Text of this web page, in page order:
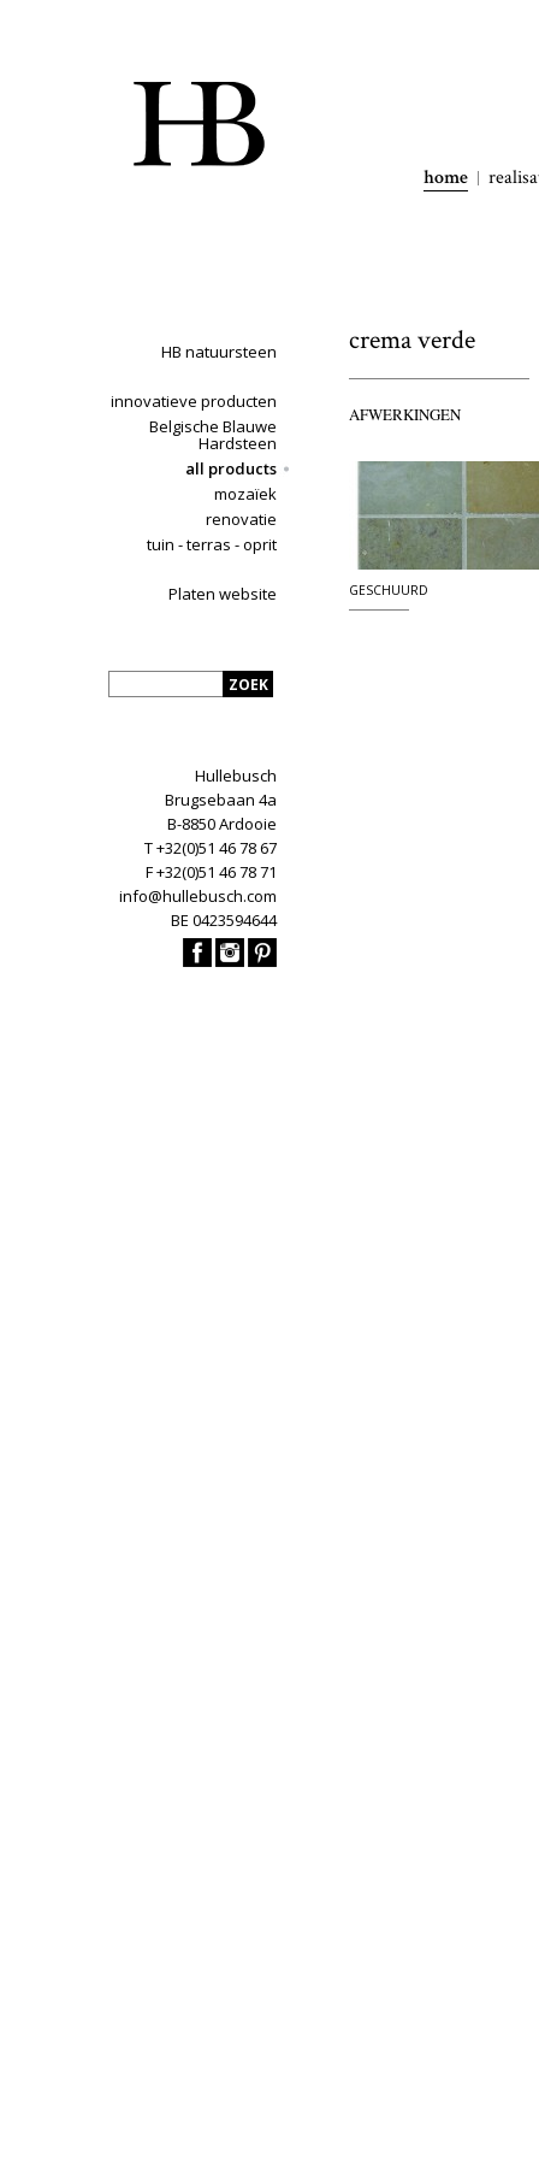
home
HB natuursteen
innovatieve producten
Belgische Blauwe
Hardsteen
all products
mozaïek
renovatie
tuin - terras - oprit
Platen website
Hullebusch
Brugsebaan 4a
B-8850 Ardooie
T +32(0)51 46 78 67
F +32(0)51 46 78 71
info@hullebusch.com
BE 0423594644
crema verde
AFWERKINGEN
GESCHUURD